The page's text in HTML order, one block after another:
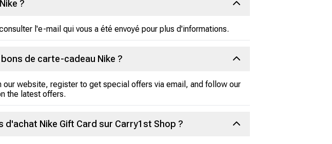
?
l'e-mail qui vous a été envoyé pour plus d'informations.
de carte-cadeau Nike ?
website, register to get special offers via email, and follow our
the latest offers.
Nike Gift Card sur Carry1st Shop ?